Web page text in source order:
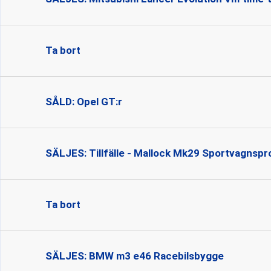
Ta bort
SÅLD: Opel GT:r
SÄLJES: Tillfälle - Mallock Mk29
Ta bort
SÄLJES: BMW m3 e46 Racebilsbygge